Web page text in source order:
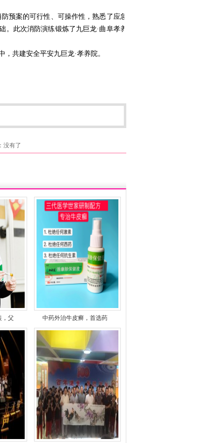
案的可行性、可操作性，熟悉了应急抢
此次消防演练锻炼了九巨龙·曲阜孝养院
共建安全平安九巨龙·孝养院。
没有了
，父 中药外治牛皮癣，首选药